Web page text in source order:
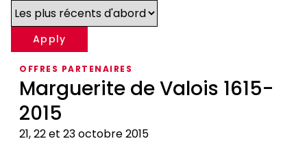
Marguerite de Valois 1615-
2015
21, 22 et 23 octobre 2015
OFFRES PARTENAIRES